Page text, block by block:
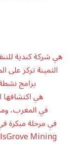
الثمينة تركز على
برامج